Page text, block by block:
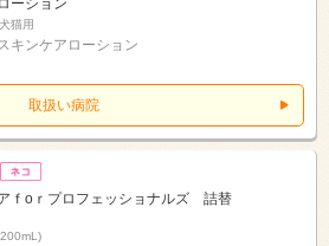
猫用
キンケアローション
取扱い病院
ｆоｒプロフェッショナルズ 詰替